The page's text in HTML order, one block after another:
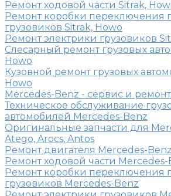
Ремонт ходовой части Sitrak,
Ремонт коробки переключения
грузовиков Sitrak, Howo
Ремонт электрики грузовиков
Слесарный ремонт грузовых
Howo
Кузовной ремонт грузовых
Howo
Mercedes-Benz - сервис и
Техническое обслуживание
автомобилей Mercedes-Benz
Оригинальные запчасти для
Atego, Arocs, Antos
Ремонт двигателя Mercedes-Benz
Ремонт ходовой части Mercedes-
Ремонт коробки переключения
грузовиков Mercedes-Benz